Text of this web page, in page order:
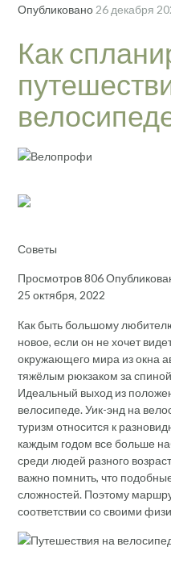
Опубликовано 26 декабря
Как
Советы
Просмотров 806
25 октября, 2022
Как быть большому
новое, если он не хочет
окружающего мира из окна
тяжёлым рюкзаком за
Идеальный выход из
велосипеде. Уик-энд на
туризм относится к
каждым годом все больше
среди людей разного
важно помнить, что
сложностей. Поэтому
соответствии со своими